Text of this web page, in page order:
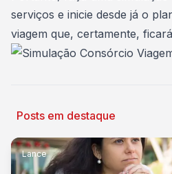
serviços e inicie desde já o
viagem que, certamente,
Posts em destaque
Lance